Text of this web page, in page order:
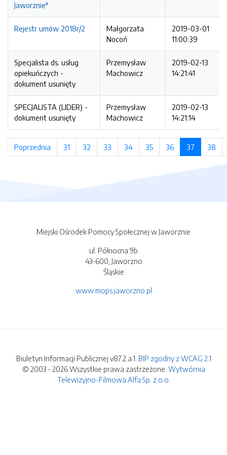
Jaworznie"
Rejestr umów 2018r/2
Małgorzata
Nocoń
2019-03-01
11:00:39
Specjalista ds. usług
opiekuńczych -
dokument usunięty
Przemysław
Machowicz
2019-02-13
14:21:41
SPECJALISTA (LIDER) -
dokument usunięty
Przemysław
Machowicz
2019-02-13
14:21:14
Poprzednia strona
31 strona
32 strona
33 strona
34 strona
35 strona
36 strona
37 (bieżąca
38
Miejski Ośrodek Pomocy Społecznej w Jaworznie
ul. Północna 9b
43-600, Jaworzno
Śląskie
www.mops.jaworzno.pl
Biuletyn Informacji Publicznej v87.2.a.1. BIP zgodny z WCAG 2.1
© 2003 - 2026 Wszystkie prawa zastrzeżone. Wytwórnia
Telewizyjno-Filmowa Alfa Sp. z o.o.